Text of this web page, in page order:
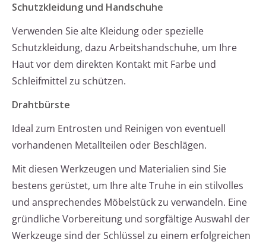
Schutzkleidung und Handschuhe
Verwenden Sie alte Kleidung oder spezielle
Schutzkleidung, dazu Arbeitshandschuhe, um Ihre
Haut vor dem direkten Kontakt mit Farbe und
Schleifmittel zu schützen.
Drahtbürste
Ideal zum Entrosten und Reinigen von eventuell
vorhandenen Metallteilen oder Beschlägen.
Mit diesen Werkzeugen und Materialien sind Sie
bestens gerüstet, um Ihre alte Truhe in ein stilvolles
und ansprechendes Möbelstück zu verwandeln. Eine
gründliche Vorbereitung und sorgfältige Auswahl der
Werkzeuge sind der Schlüssel zu einem erfolgreichen